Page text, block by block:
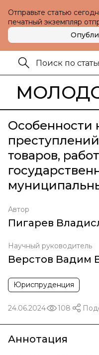
Отправьте статью
печатный экземпляр
Особенности
товаров,
Автор
Пигарев
Научный руководитель
Верстов Вадим
Юриспруденция
24.06.2024 108
Аннотация